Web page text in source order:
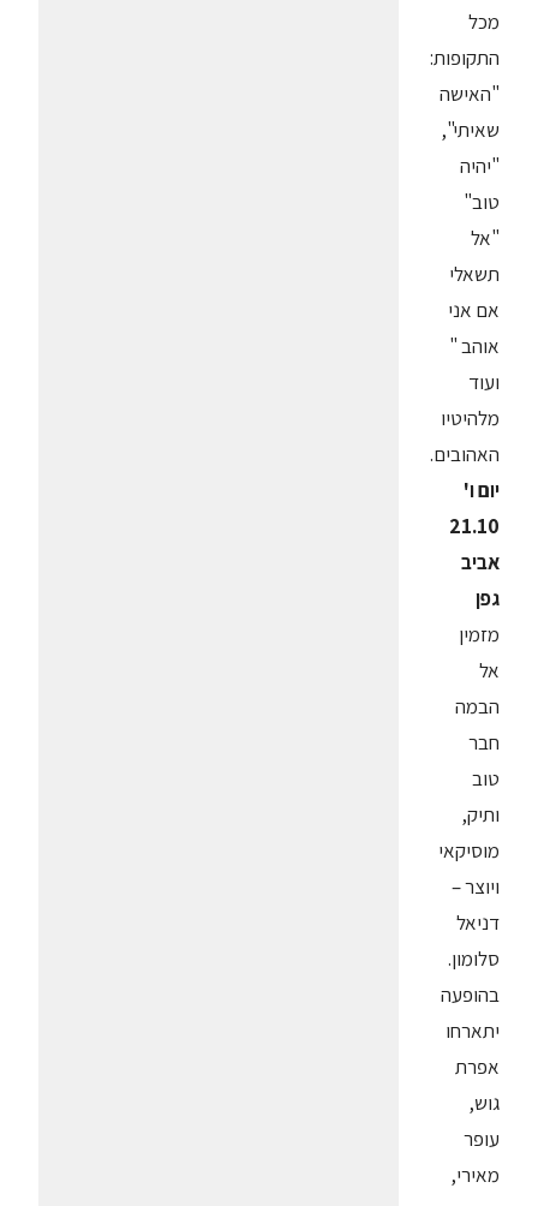
מכל
התקופות:
"האישה
שאיתי",
"יהיה
טוב"
"אל
תשאלי
אם אני
אוהב "
ועוד
מלהיטיו
האהובים.
יום ו'
21.10
אביב
גפן
מזמין
אל
הבמה
חבר
טוב
ותיק,
מוסיקאי
ויוצר –
דניאל
סלומון.
בהופעה
יתארחו
אפרת
גוש,
עופר
מאירי,